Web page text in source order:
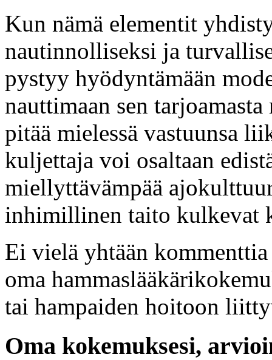
Kun nämä elementit
nautinnolliseksi ja
pystyy hyödyntämään
nauttimaan sen
pitää mielessä vastuunsa
kuljettaja voi osaltaan
miellyttävämpää
inhimillinen taito kulkevat
Ei vielä yhtään
oma
tai hampaiden hoitoon
Oma kokemuksesi,